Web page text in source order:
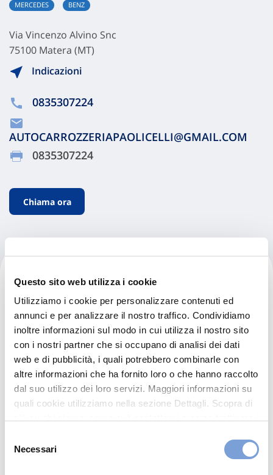
Questo sito web utilizza i cookie
Utilizziamo i cookie per personalizzare contenuti ed
annunci e per analizzare il nostro traffico. Condividiamo
inoltre informazioni sul modo in cui utilizza il nostro sito
con i nostri partner che si occupano di analisi dei dati
web e di pubblicità, i quali potrebbero combinarle con
altre informazioni che ha fornito loro o che hanno raccolto
dal suo utilizzo dei loro servizi. Maggiori informazioni su
quali cookie utilizziamo nella sezione Dettagli. Scopra di
può trovare nel footer del sito nella sezione "Informativa
delNecessari
MERCEDES BENZ
Via Vincenzo Alvino Snc
75100 Matera (MT)
Indicazioni
0835307224
AUTOCARROZZERIAPAOLICELLI@GMAIL.COM
0835307224
Chiama ora
Lefocar Srl
Via Delle Fiere Snc
75100 Matera (MT)
Indicazioni
0835383646
LEFOCAR@GMAIL.COM